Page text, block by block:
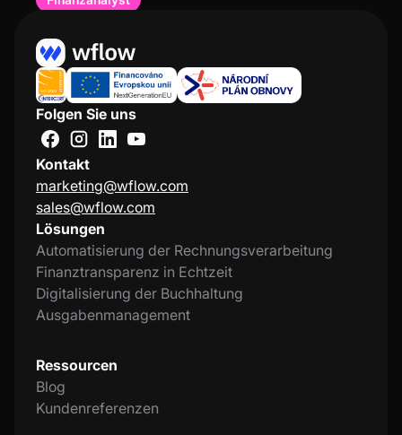
Finanzanalyst
Folgen Sie uns
Kontakt
marketing@wflow.com
sales@wflow.com
Lösungen
Automatisierung der Rechnungsverarbeitung
Finanztransparenz in Echtzeit
Digitalisierung der Buchhaltung
Ausgabenmanagement
Ressourcen
Blog
Kundenreferenzen